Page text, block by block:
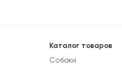
Каталог товаров
Собаки